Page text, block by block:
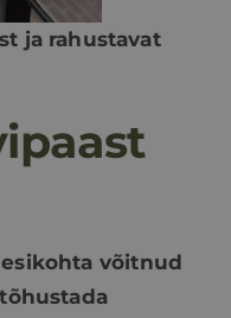
ja rahustavat
võitnud